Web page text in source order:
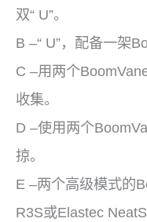
双“ U”。
B –“ U”，配备一架
C –用两个
收集。
D –使用两个
掠。
E –两个高级模式的
R3S或Elastec